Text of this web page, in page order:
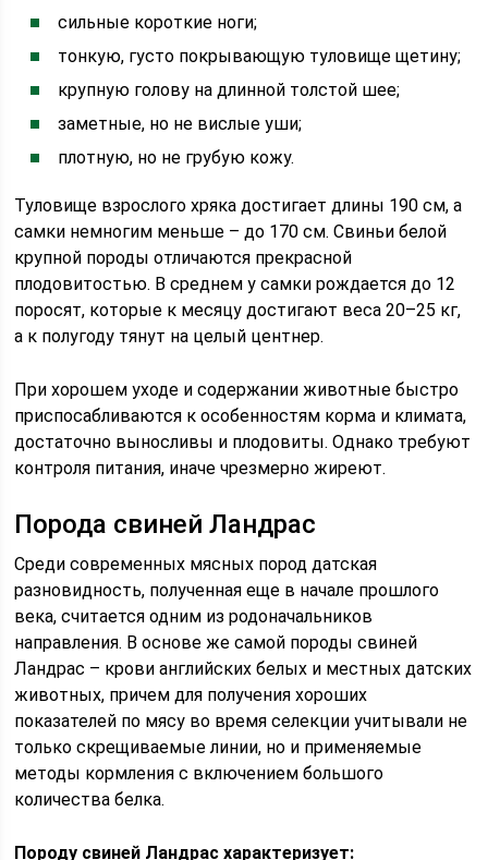
сильные короткие ноги;
тонкую, густо покрывающую туловище щетину;
крупную голову на длинной толстой шее;
заметные, но не вислые уши;
плотную, но не грубую кожу.
Туловище взрослого хряка достигает длины 190 см, а
самки немногим меньше – до 170 см. Свиньи белой
крупной породы отличаются прекрасной
плодовитостью. В среднем у самки рождается до 12
поросят, которые к месяцу достигают веса 20–25 кг,
а к полугоду тянут на целый центнер.
При хорошем уходе и содержании животные быстро
приспосабливаются к особенностям корма и климата,
достаточно выносливы и плодовиты. Однако требуют
контроля питания, иначе чрезмерно жиреют.
Порода свиней Ландрас
Среди современных мясных пород датская
разновидность, полученная еще в начале прошлого
века, считается одним из родоначальников
направления. В основе же самой породы свиней
Ландрас – крови английских белых и местных датских
животных, причем для получения хороших
показателей по мясу во время селекции учитывали не
только скрещиваемые линии, но и применяемые
методы кормления с включением большого
количества белка.
Породу свиней Ландрас характеризует: